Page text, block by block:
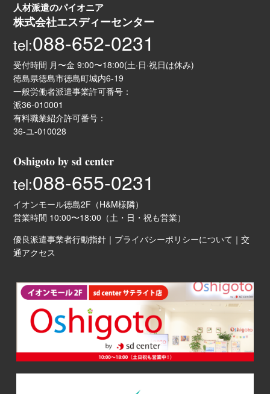
人材派遣のパイオニア
株式会社エスディーセンター
tel:088-652-0231
受付時間 月〜金 9:00〜18:00(土·日·祝日は休み)
徳島県徳島市徳島町城内6-19
一般労働者派遣事業許可番号：
派36-010001
有料職業紹介許可番号：
36-ユ-010028
Oshigoto by sd center
tel:088-655-0231
イオンモール徳島2F（H&M様隣）
営業時間 10:00〜18:00（土・日・祝も営業）
優良派遣事業者行動指針 ｜ プライバシーポリシーについて ｜交
通アクセス